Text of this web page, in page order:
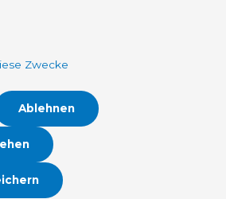
Zwecke
Ablehnen